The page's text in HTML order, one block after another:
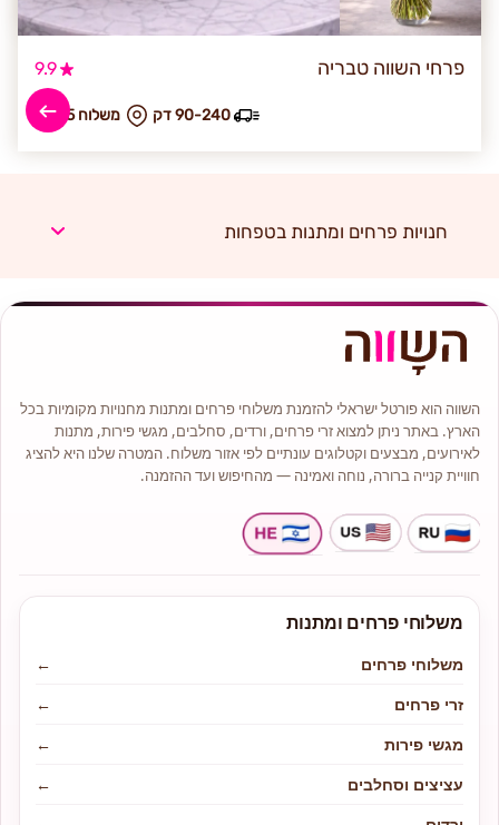
פרחי השווה טבריה 9.9
₪ משלוח 55 90-240 דק
חנויות פרחים ומתנות בטפחות
השווה הוא פורטל ישראלי להזמנת משלוחי פרחים ומתנות מחנויות מקומיות בכל
הארץ. באתר ניתן למצוא זרי פרחים, ורדים, סחלבים, מגשי פירות, מתנות
לאירועים, מבצעים וקטלוגים עונתיים לפי אזור משלוח. המטרה שלנו היא להציג
חוויית קנייה ברורה, נוחה ואמינה — מהחיפוש ועד ההזמנה.
משלוחי פרחים ומתנות
משלוחי פרחים
←
זרי פרחים
←
מגשי פירות
←
עציצים וסחלבים
←